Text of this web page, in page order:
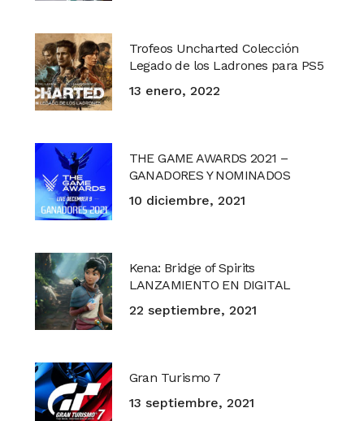
Trofeos Uncharted Colección
Legado de los Ladrones para PS5
13 enero, 2022
THE GAME AWARDS 2021 –
GANADORES Y NOMINADOS
10 diciembre, 2021
Kena: Bridge of Spirits
LANZAMIENTO EN DIGITAL
22 septiembre, 2021
Gran Turismo 7
13 septiembre, 2021